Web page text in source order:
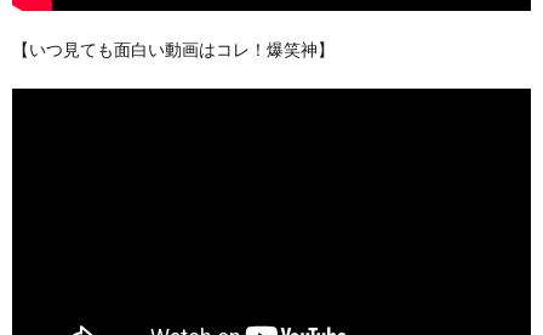
【いつ見ても面白い動画はコレ！爆笑神】